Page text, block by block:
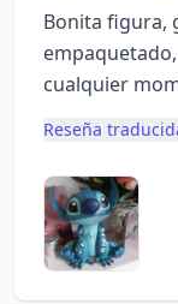
Bonita figura,
cualquier
Reseña